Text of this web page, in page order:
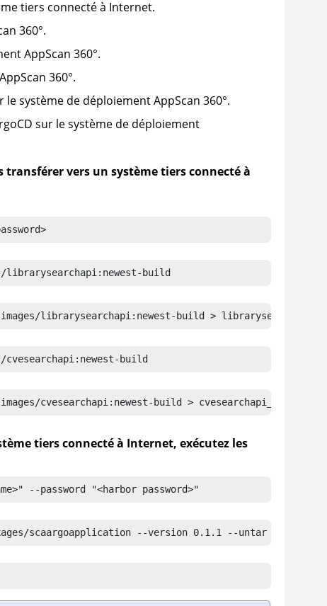
tiers connecté à Internet.
360°.
AppScan 360°.
AppScan 360°.
le système de déploiementAppScan 360°.
sur le système de déploiement
transférer vers un système tiers connecté à
librarysearchapi:newest-build
images/librarysearchapi:newest-build >
cvesearchapi:newest-build
cvesearchapi:newest-build > cvesearchapi_newest-
tiers connecté à Internet, exécutez les
--password "<harbor password>"
scaargoapplication --version 0.1.1 --untar